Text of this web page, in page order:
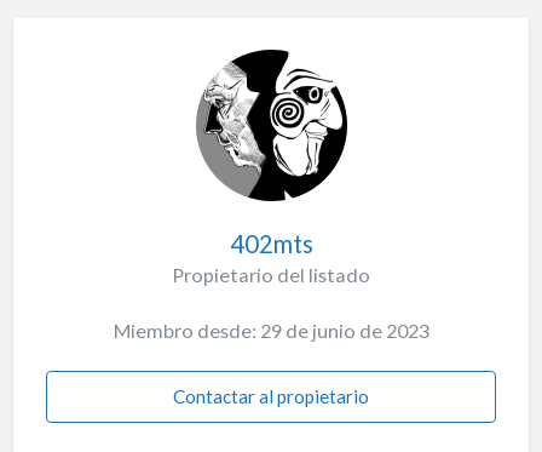
402mts
Propietario del listado
Miembro desde: 29 de junio de 2023
Contactar al propietario